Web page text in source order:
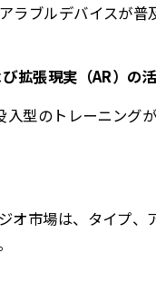
ラブルデバイスが
拡張現実（AR）の
型のトレーニング
オ市場は、タイプ